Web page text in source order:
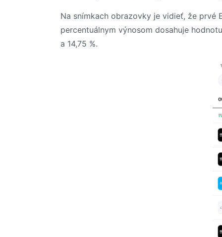
Na snímkach obrazovky je vidieť, že prvé
percentuálnym výnosom dosahuje
a 14,75 %.